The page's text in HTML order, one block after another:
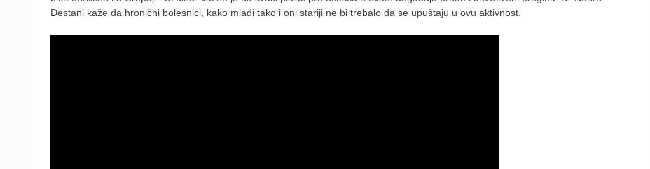
Destani kaže da hronični bolesnici, kako mladi tako i oni stariji ne bi trebalo da se upuštaju u ovu aktivnost.